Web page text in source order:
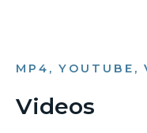
MP4, YOUTUBE,
Videos